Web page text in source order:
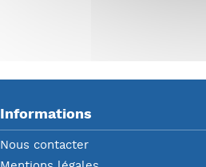
Informations
Nous contacter